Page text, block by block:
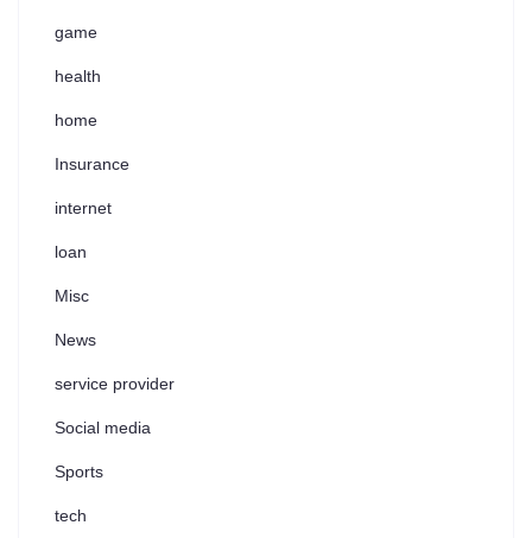
game
health
home
Insurance
internet
loan
Misc
News
service provider
Social media
Sports
tech